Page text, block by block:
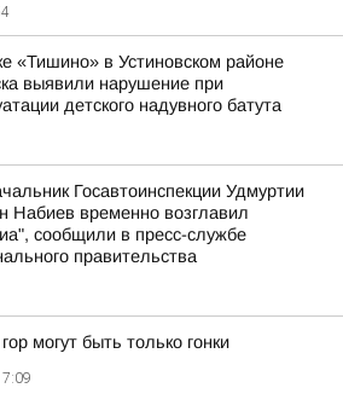
«Тишино» в Устиновском районе
выявили нарушение при
детского надувного батута
Госавтоинспекции Удмуртии
Набиев временно возглавил
сообщили в пресс-службе
правительства
могут быть только гонки